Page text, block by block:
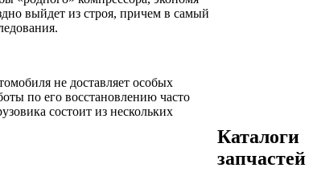
выйдет из строя, причем в самый
не доставляет особых
по его восстановлению часто
состоит из нескольких
Каталоги
запчастей